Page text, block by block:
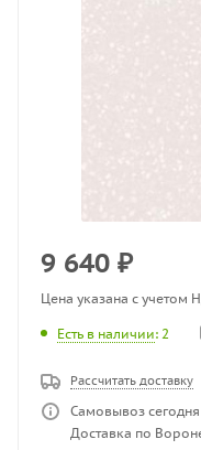
9 640 ₽
Цена указана с учетом
Есть в наличии: 2
Рассчитать доставку
Самовывоз сегодня
Доставка по